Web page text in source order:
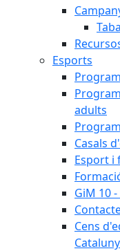
Esports
adults
Casals
Esport i
GiM 10
Cens